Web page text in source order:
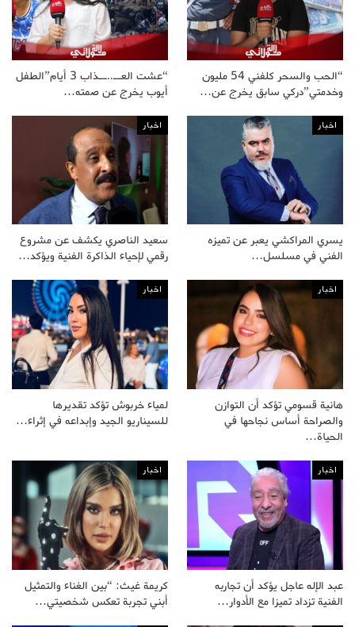
“الحب والسحر كلفني 54 مليون
وخدمتي”دركي سابق يخرج عن…
“عشت العــ..ــذاب 3 أيام”الطفل
أيوب يخرج عن صمته…
اخبار
يسري المراكشي يعبر عن تميزه
الفني في مسلسل…
اخبار
سعيد الناصري يكشف عن مشروع
رقمي لإحياء الذاكرة الفنية ويؤكد…
اخبار
هانية قسومي تؤكد أن التوازن
والصراحة أساس نجاحها في
الحياة…
اخبار
لمياء خربوش تؤكد تقديرها
للسيناريو الجيد وإبداعه في إثراء…
اخبار
عبد الإله عاجل يؤكد أن تجاربه
الفنية تزداد تميزا مع الأدوار…
اخبار
كريمة غيث: “بين الغناء والتمثيل
أبني تجربة تعكس شخصيتي…